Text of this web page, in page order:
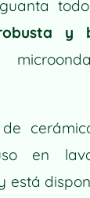
y
en
está